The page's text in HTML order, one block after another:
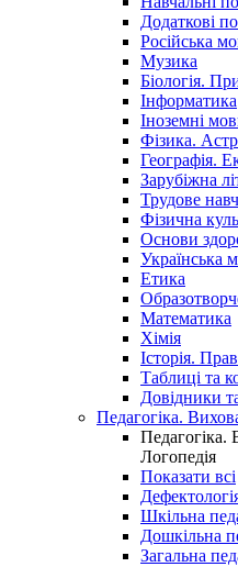
Додаткові
Російська
Музика
Біологія.
Інформатика
Іноземні
Фізика.
Географія.
Зарубіжна
Трудове
Фізична
Основи
Українська
Етика
Математика
Хімія
Історія.
Таблиці та
Довідники
Педагогіка.
Педагогіка.
Логопедія
Показати всі
Шкільна
Дошкільна
Загальна